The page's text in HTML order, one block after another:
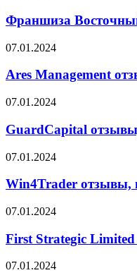
оборот,
отзывы
Франшиза
Ares
отзывы,
или
07.01.2024
Ares Management
GuardCapital
платят
или
нет?
07.01.2024
GuardCapital
Win4Trader
платят
нет?
07.01.2024
Win4Trader отзывы,
First
Limited
отзывы,
платят
07.01.2024
First Strategic
Accuindex
07.01.2024